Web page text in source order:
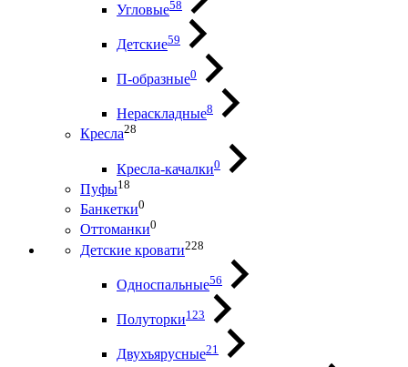
Угловые58
Детские59
П-образные0
Нераскладные8
Кресла28
Кресла-качалки0
Пуфы18
Банкетки0
Оттоманки0
Детские кровати228
Односпальные56
Полуторки123
Двухъярусные21